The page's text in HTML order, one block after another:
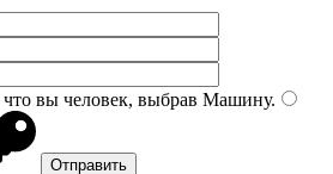
вы человек, выбрав Машину.